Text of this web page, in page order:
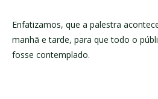
Enfatizamos, que a palestra
manhã e tarde, para que todo o
fosse contemplado.